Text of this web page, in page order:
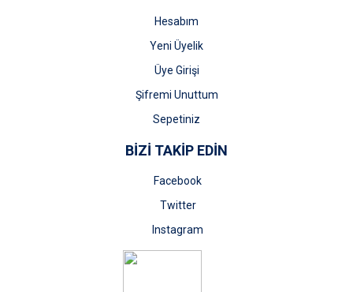
Hesabım
Yeni Üyelik
Üye Girişi
Şifremi Unuttum
Sepetiniz
BİZİ TAKİP EDİN
Facebook
Twitter
Instagram